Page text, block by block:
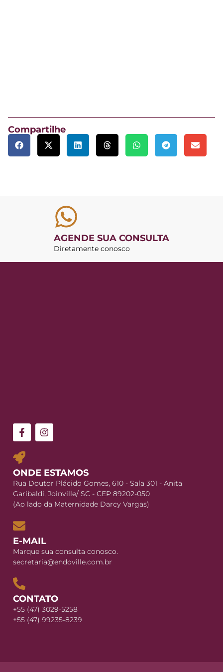
Compartilhe
AGENDE SUA CONSULTA
Diretamente conosco
ONDE ESTAMOS
Rua Doutor Plácido Gomes, 610 - Sala 301 - Anita
Garibaldi, Joinville/ SC - CEP 89202-050
(Ao lado da Maternidade Darcy Vargas)
E-MAIL
Marque sua consulta conosco.
secretaria@endoville.com.br
CONTATO
+55 (47) 3029-5258
+55 (47) 99235-8239